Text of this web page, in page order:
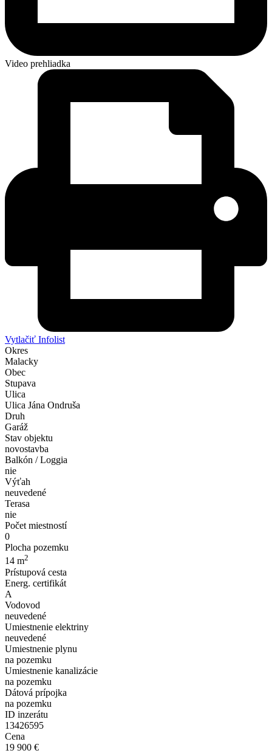
Video prehliadka
Vytlačiť Infolist
Okres
Malacky
Obec
Stupava
Ulica
Ulica Jána Ondruša
Druh
Garáž
Stav objektu
novostavba
Balkón / Loggia
nie
Výťah
neuvedené
Terasa
nie
Počet miestností
0
Plocha pozemku
14 m2
Prístupová cesta
Energ. certifikát
A
Vodovod
neuvedené
Umiestnenie elektriny
neuvedené
Umiestnenie plynu
na pozemku
Umiestnenie kanalizácie
na pozemku
Dátová prípojka
na pozemku
ID inzerátu
13426595
Cena
19 900 €